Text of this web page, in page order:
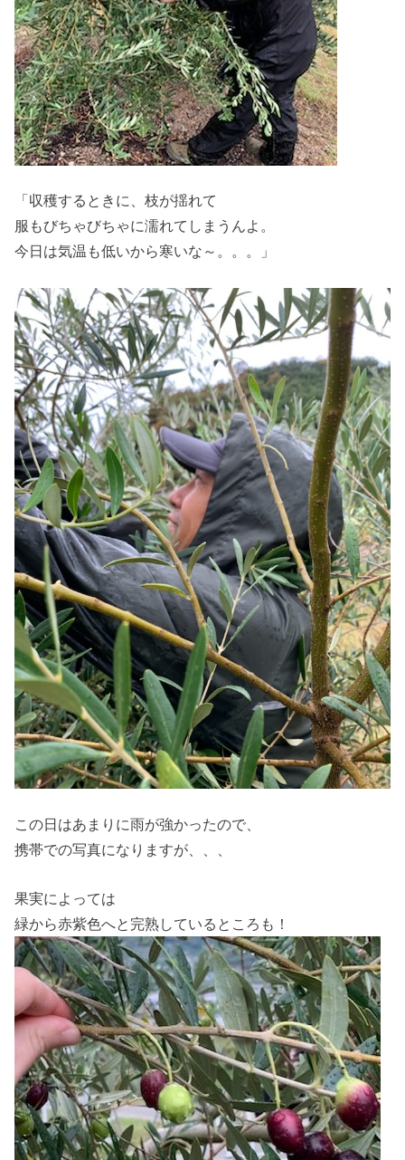
「収穫するときに、枝が揺れて
服もびちゃびちゃに濡れてしまうんよ。
今日は気温も低いから寒いな～。。。」
この日はあまりに雨が強かったので、
携帯での写真になりますが、、、
果実によっては
緑から赤紫色へと完熟しているところも！